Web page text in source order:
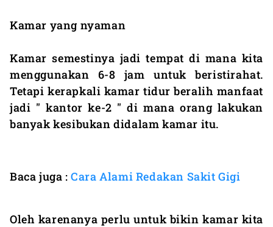
Kamar yang nyaman
Kamar semestinya jadi tempat di mana kita
menggunakan 6-8 jam untuk beristirahat.
Tetapi kerapkali kamar tidur beralih manfaat
jadi " kantor ke-2 " di mana orang lakukan
banyak kesibukan didalam kamar itu.
Baca juga :Cara Alami Redakan Sakit Gigi
Oleh karenanya perlu untuk bikin kamar kita